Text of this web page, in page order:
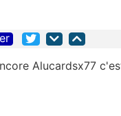
Alucardsx77